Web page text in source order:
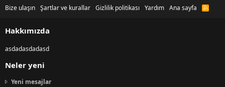
Bize ulaşın Şartlar ve kurallar Gizlilik politikası Yardım Ana sayfa
R
Hakkımızda
asdadasdadasd
Neler yeni
Yeni mesajlar